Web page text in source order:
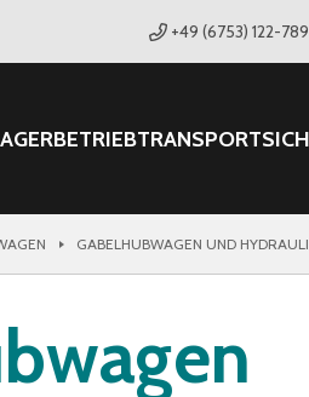
+49 (6753) 122-789
BETRIEBTRANSPORT
GABELHUBWAGEN UND